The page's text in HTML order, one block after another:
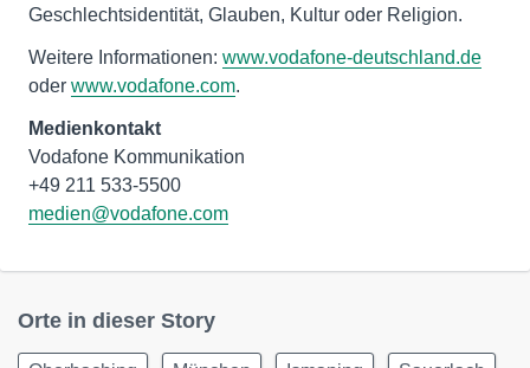
Geschlechtsidentität, Glauben, Kultur oder Religion.
Weitere Informationen: www.vodafone-deutschland.de
oder www.vodafone.com.
Medienkontakt
Vodafone Kommunikation
medien@vodafone.com
Orte in dieser Story